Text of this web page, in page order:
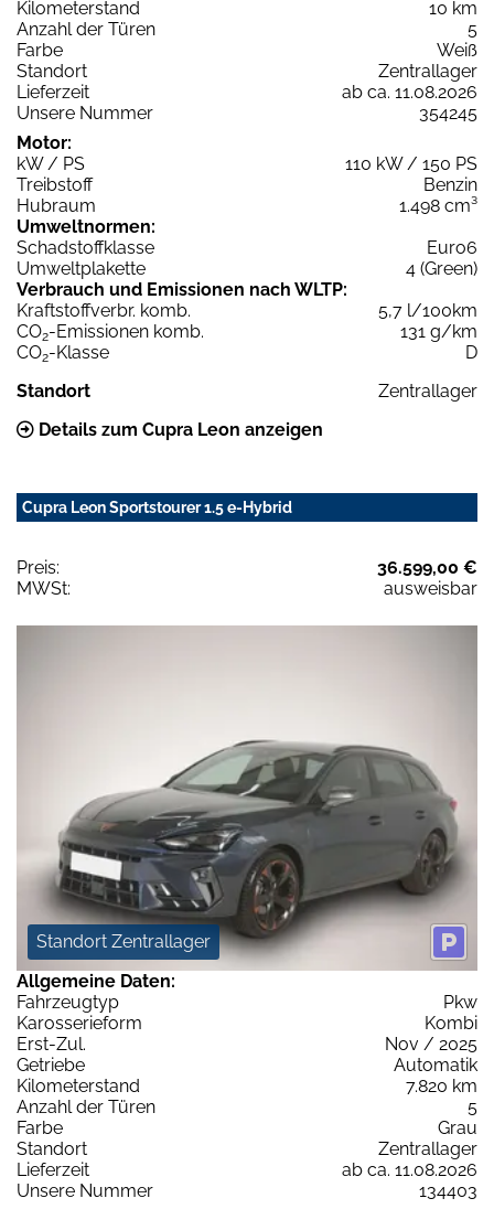
Kilometerstand
10 km
Anzahl der Türen
5
Farbe
Weiß
Standort
Zentrallager
Lieferzeit
ab ca. 11.08.2026
Unsere Nummer
354245
Motor:
kW / PS
110 kW / 150 PS
Treibstoff
Benzin
Hubraum
1.498 cm³
Umweltnormen:
Schadstoffklasse
Euro6
Umweltplakette
4 (Green)
Verbrauch und Emissionen nach WLTP:
Kraftstoffverbr. komb.
5,7 l/100km
CO2-Emissionen komb.
131 g/km
CO2-Klasse
D
Standort
Zentrallager
Details zum Cupra Leon anzeigen
Cupra Leon Sportstourer 1.5 e-Hybrid
Preis:
36.599,00 €
MWSt:
ausweisbar
Standort Zentrallager
Allgemeine Daten:
Fahrzeugtyp
Pkw
Karosserieform
Kombi
Erst-Zul.
Nov / 2025
Getriebe
Automatik
Kilometerstand
7.820 km
Anzahl der Türen
5
Farbe
Grau
Standort
Zentrallager
Lieferzeit
ab ca. 11.08.2026
Unsere Nummer
134403